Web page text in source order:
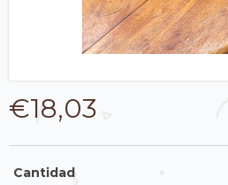
€18,03
Cantidad